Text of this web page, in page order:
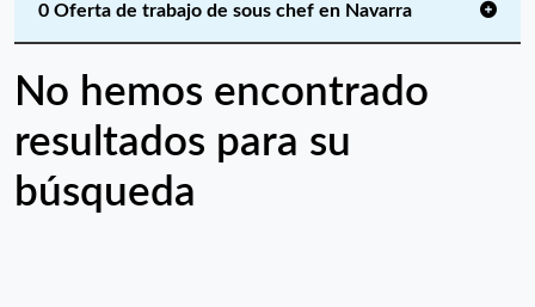
0 Oferta de trabajo de sous chef en Navarra
No hemos encontrado
resultados para su
búsqueda